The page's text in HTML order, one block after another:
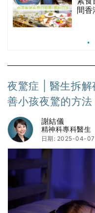
間香
夜驚症 | 醫生拆
善小孩夜驚的方
謝結儀
精神科專科醫生
日期: 2025-04-07